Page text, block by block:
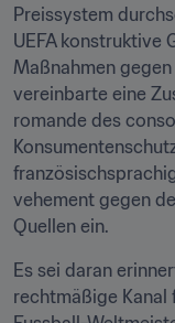
Preissystem
UEFA konstruktive
Maßnahmen
vereinbarte eine
romande des
vehement gegen
Quellen ein.
Es sei daran
rechtmäßige Kanal